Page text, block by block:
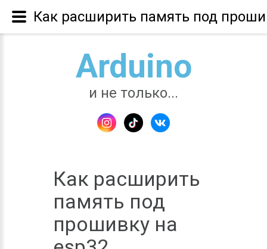
Arduino
и не только...
Как расширить
память под
прошивку на
Как расширить память под